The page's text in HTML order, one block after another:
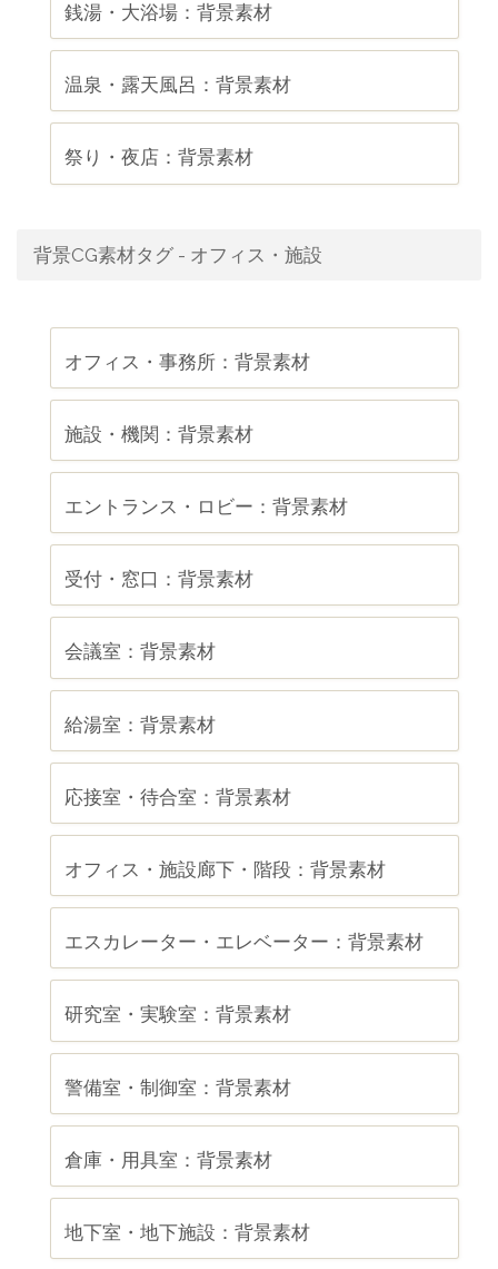
銭湯・大浴場：背景素材
温泉・露天風呂：背景素材
祭り・夜店：背景素材
背景CG素材タグ - オフィス・施設
オフィス・事務所：背景素材
施設・機関：背景素材
エントランス・ロビー：背景素材
受付・窓口：背景素材
会議室：背景素材
給湯室：背景素材
応接室・待合室：背景素材
オフィス・施設廊下・階段：背景素材
エスカレーター・エレベーター：背景素材
研究室・実験室：背景素材
警備室・制御室：背景素材
倉庫・用具室：背景素材
地下室・地下施設：背景素材